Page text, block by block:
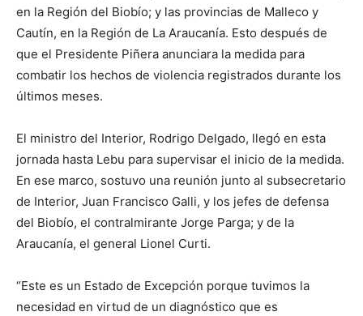
en la Región del Biobío; y las provincias de Malleco y
Cautín, en la Región de La Araucanía. Esto después de
que el Presidente Piñera anunciara la medida para
combatir los hechos de violencia registrados durante los
últimos meses.
El ministro del Interior, Rodrigo Delgado, llegó en esta
jornada hasta Lebu para supervisar el inicio de la medida.
En ese marco, sostuvo una reunión junto al subsecretario
de Interior, Juan Francisco Galli, y los jefes de defensa
del Biobío, el contralmirante Jorge Parga; y de la
Araucanía, el general Lionel Curti.
“Este es un Estado de Excepción porque tuvimos la
necesidad en virtud de un diagnóstico que es